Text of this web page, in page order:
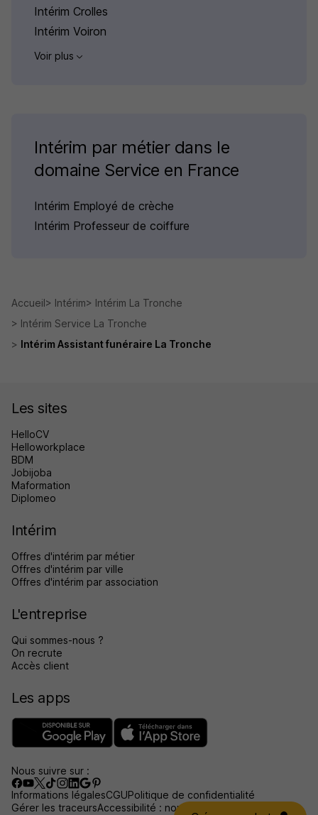
Intérim Crolles
Intérim Voiron
Voir plus
Intérim par métier dans le
domaine Service en France
Intérim Employé de crèche
Intérim Professeur de coiffure
Accueil Intérim
Intérim La Tronche
Intérim Service La Tronche
Intérim Assistant funéraire La Tronche
Les sites
HelloCV
Helloworkplace
BDM
Jobijoba
Maformation
Diplomeo
Intérim
Offres d'intérim par métier
Offres d'intérim par ville
Offres d'intérim par association
L'entreprise
Qui sommes-nous ?
On recrute
Accès client
Les apps
Nous suivre sur :
Informations légalesCGUPolitique de confidentialité
Gérer les traceursAccessibilité : non conforme